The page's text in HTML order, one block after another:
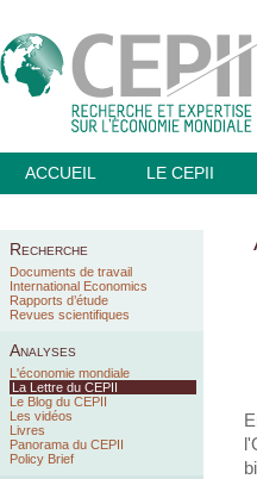
ACCUEIL LE CEPII
Recherche
Documents de travail
International Economics
Rapports d’étude
Revues scientifiques
Analyses
L'économie mondiale
La Lettre du CEPII
Le Blog du CEPII
Les vidéos
Livres
Panorama du CEPII
Policy Brief